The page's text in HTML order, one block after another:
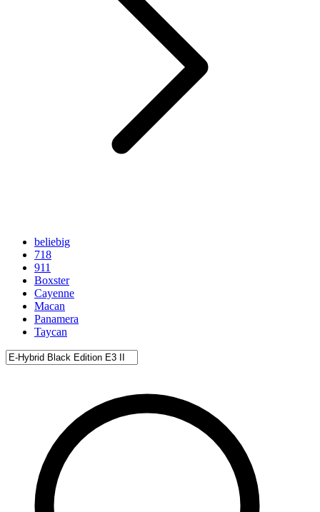
beliebig
718
911
Boxster
Cayenne
Macan
Panamera
Taycan